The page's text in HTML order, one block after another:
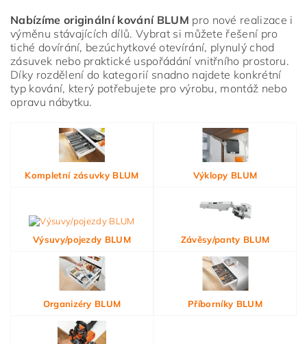
Vložením hodnocení souhlasíte s
osobních údajů
Nabízíme originální kování BLUM pro nové realizace i
výměnu stávajících dílů. Vybrat si můžete řešení pro
tiché dovírání, bezúchytkové otevírání, plynulý chod
zásuvek nebo praktické uspořádání vnitřního prostoru.
Díky rozdělení do kategorií snadno najdete konkrétní
typ kování, který potřebujete pro výrobu, montáž nebo
opravu nábytku.
Kompletní zásuvky BLUM Výklopy BLUM
Výsuvy/pojezdy BLUM Závěsy/panty BLUM
Organizéry BLUM Příborníky BLUM